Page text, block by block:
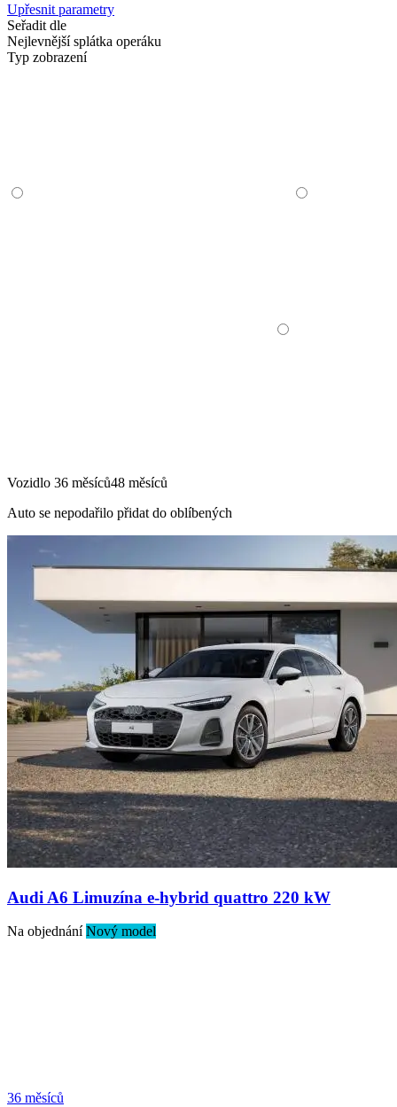
Upřesnit parametry
Seřadit dle
Nejlevnější splátka operáku
Typ zobrazení
Vozidlo 36 měsíců48 měsíců
Auto se nepodařilo přidat do oblíbených
Audi A6 Limuzína e-hybrid quattro 220 kW
Na objednáníNový model
36 měsíců